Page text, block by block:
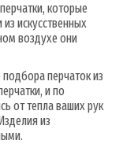
которые
искусственных
воздухе они
перчаток из
и по
от тепла ваших рук
из